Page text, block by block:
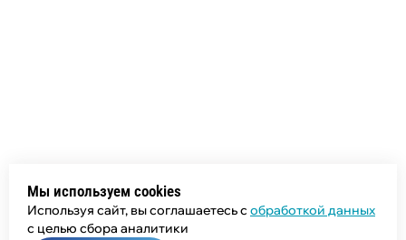
Мы используем cookies
Используя сайт, вы соглашаетесь с обработкой данных
с целью сбора аналитики